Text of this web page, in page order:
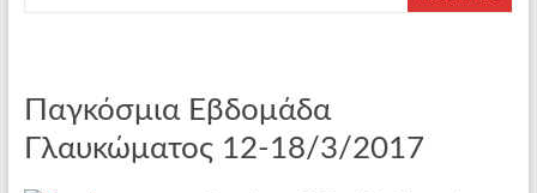
Παγκόσμια Εβδομάδα
Γλαυκώματος 12-18/3/2017